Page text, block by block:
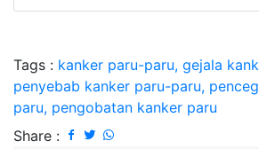
Tags : kanker paru-paru, gejala
penyebab kanker paru-paru,
paru, pengobatan kanker paru
Share :